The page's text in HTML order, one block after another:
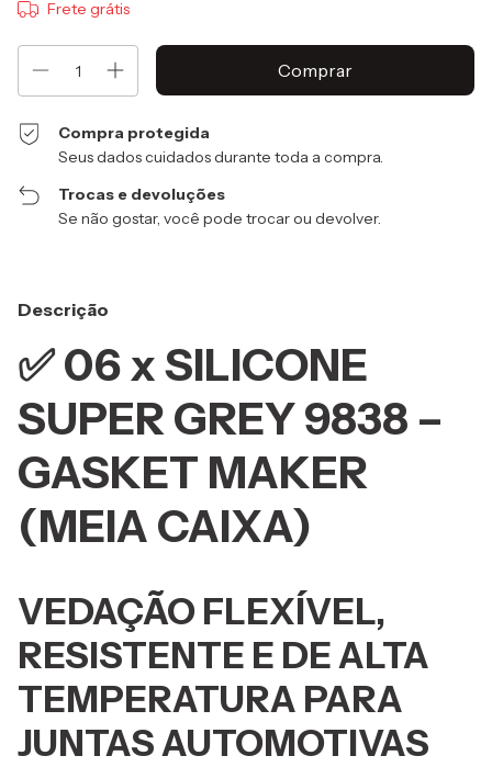
Frete grátis
Compra protegida
Seus dados cuidados durante toda a compra.
Trocas e devoluções
Se não gostar, você pode trocar ou devolver.
Descrição
✅ 06 x SILICONE
SUPER GREY 9838 –
GASKET MAKER
(MEIA CAIXA)
VEDAÇÃO FLEXÍVEL,
RESISTENTE E DE ALTA
TEMPERATURA PARA
JUNTAS AUTOMOTIVAS